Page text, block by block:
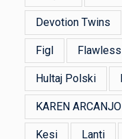
Devotion Twins
Figl Flawless
Hultaj Polski
KAREN ARCANJO
Kesi Lanti